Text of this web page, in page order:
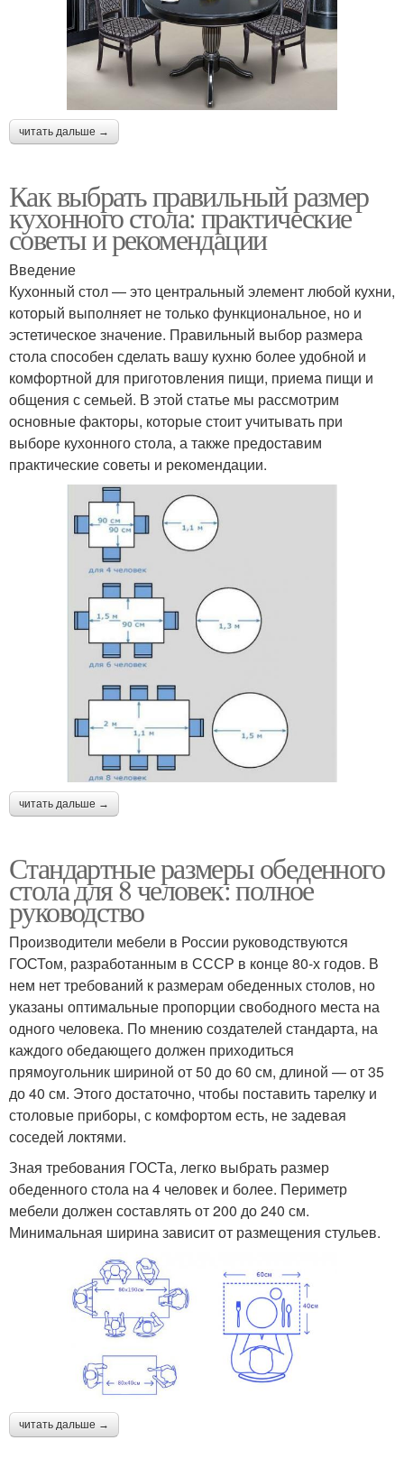
читать дальше →
Как выбрать правильный размер
кухонного стола: практические
советы и рекомендации
Введение
Кухонный стол — это центральный элемент любой кухни,
который выполняет не только функциональное, но и
эстетическое значение. Правильный выбор размера
стола способен сделать вашу кухню более удобной и
комфортной для приготовления пищи, приема пищи и
общения с семьей. В этой статье мы рассмотрим
основные факторы, которые стоит учитывать при
выборе кухонного стола, а также предоставим
практические советы и рекомендации.
читать дальше →
Стандартные размеры обеденного
стола для 8 человек: полное
руководство
Производители мебели в России руководствуются
ГОСТом, разработанным в СССР в конце 80-х годов. В
нем нет требований к размерам обеденных столов, но
указаны оптимальные пропорции свободного места на
одного человека. По мнению создателей стандарта, на
каждого обедающего должен приходиться
прямоугольник шириной от 50 до 60 см, длиной — от 35
до 40 см. Этого достаточно, чтобы поставить тарелку и
столовые приборы, с комфортом есть, не задевая
соседей локтями.
Зная требования ГОСТа, легко выбрать размер
обеденного стола на 4 человек и более. Периметр
мебели должен составлять от 200 до 240 см.
Минимальная ширина зависит от размещения стульев.
читать дальше →